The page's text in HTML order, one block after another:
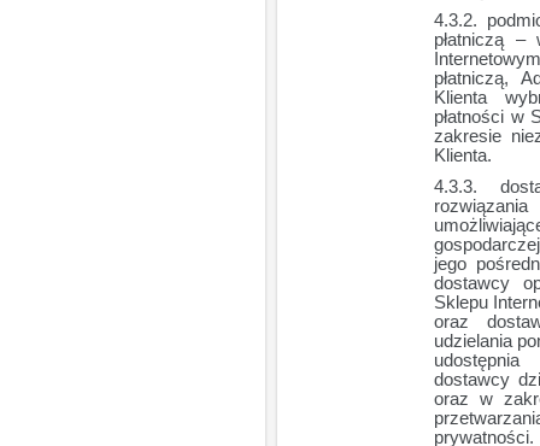
płatniczą
płatniczą,
Klienta
płatności w
zakresie
Klienta.
jego
dostawcy
Sklepu
oraz
udzielania
dostawcy
oraz w
prywatności.